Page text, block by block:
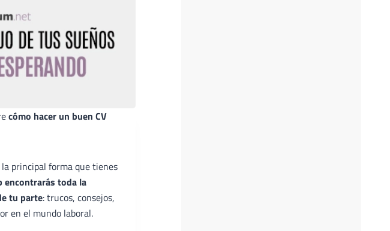
cómo hacer un buen CV
principal forma que tienes
encontrarás toda la
tu parte: trucos, consejos,
en el mundo laboral.